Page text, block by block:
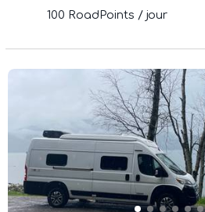
100 RoadPoints / jour